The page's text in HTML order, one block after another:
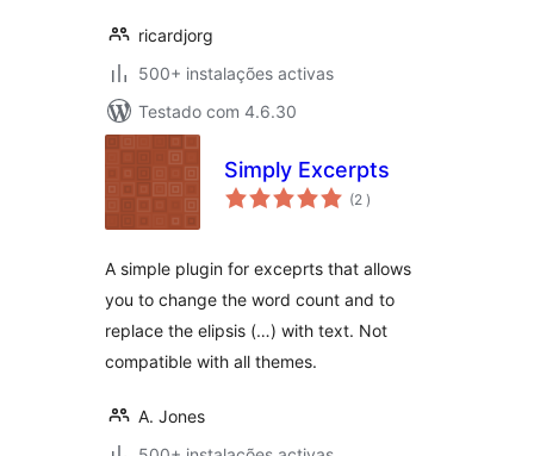
ricardjorg
500+ instalações activas
Testado com 4.6.30
Simply Excerpts
(2 classificações
)
A simple plugin for exceprts that allows
you to change the word count and to
replace the elipsis (…) with text. Not
compatible with all themes.
A. Jones